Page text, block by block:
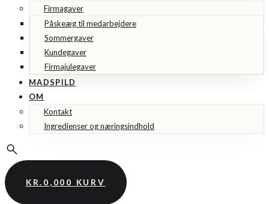
Firmagaver
Påskeæg til medarbejdere
Sommergaver
Kundegaver
Firmajulegaver
MADSPILD
OM
Kontakt
Ingredienser og næringsindhold
KR. 0,00 0 KURV